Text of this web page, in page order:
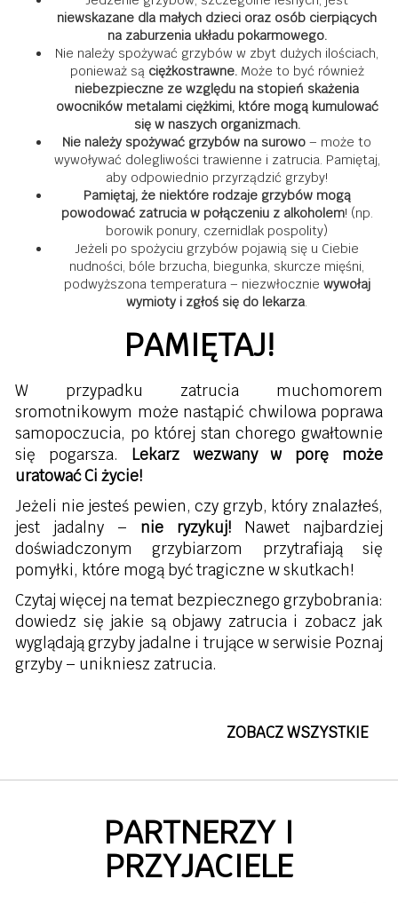
niewskazane dla małych dzieci oraz osób cierpiących
na zaburzenia układu pokarmowego.
Nie należy spożywać grzybów w zbyt dużych ilościach,
ponieważ są ciężkostrawne.Może to być również
niebezpieczne ze względu na stopień skażenia
owocników metalami ciężkimi, które mogą kumulować
się w naszych organizmach.
Nie należy spożywać grzybów na surowo – może to
wywoływać dolegliwości trawienne i zatrucia. Pamiętaj,
aby odpowiednio przyrządzić grzyby!
Pamiętaj, że niektóre rodzaje grzybów mogą
powodować zatrucia w połączeniu z alkoholem! (np.
borowik ponury, czernidlak pospolity)
Jeżeli po spożyciu grzybów pojawią się u Ciebie
nudności, bóle brzucha, biegunka, skurcze mięśni,
podwyższona temperatura – niezwłocznie wywołaj
wymioty i zgłoś się do lekarza.
PAMIĘTAJ!
W przypadku zatrucia muchomorem
sromotnikowym może nastąpić chwilowa poprawa
samopoczucia, po której stan chorego gwałtownie
się pogarsza.
Lekarz wezwany w porę może
uratować Ci życie!
Jeżeli nie jesteś pewien, czy grzyb, który znalazłeś,
jest jadalny – nie ryzykuj! Nawet najbardziej
doświadczonym grzybiarzom przytrafiają się
pomyłki, które mogą być tragiczne w skutkach!
Czytaj więcej na temat bezpiecznego grzybobrania:
dowiedz się jakie są objawy zatrucia i zobacz jak
wyglądają grzyby jadalne i trujące w serwisie Poznaj
grzyby – unikniesz zatrucia.
ZOBACZ WSZYSTKIE
PARTNERZY I
PRZYJACIELE